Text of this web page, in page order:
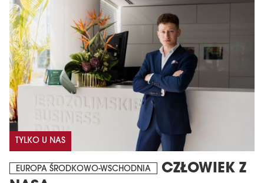
TYLKO U NAS
EUROPA ŚRODKOWO-WSCHODNIA
CZŁOWIEK Z